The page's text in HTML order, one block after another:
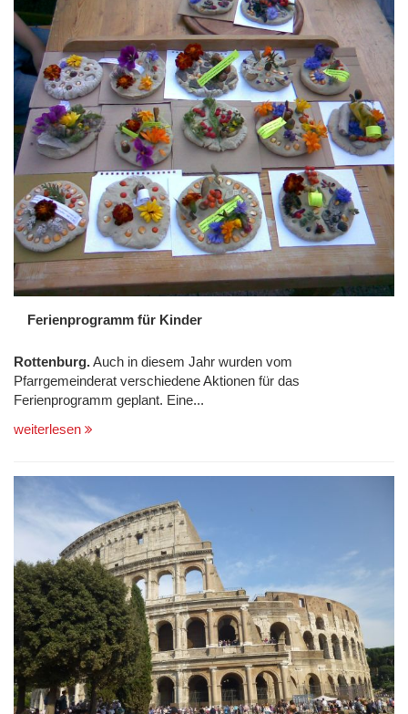
Ferienprogramm für Kinder
Rottenburg.Auch in diesem Jahr wurden vom
Pfarrgemeinderat verschiedene Aktionen für das
Ferienprogramm geplant. Eine...
weiterlesen